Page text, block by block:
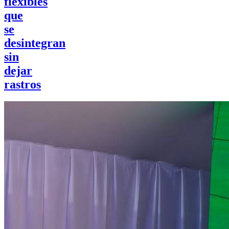
que
se
desintegran
sin
dejar
rastros